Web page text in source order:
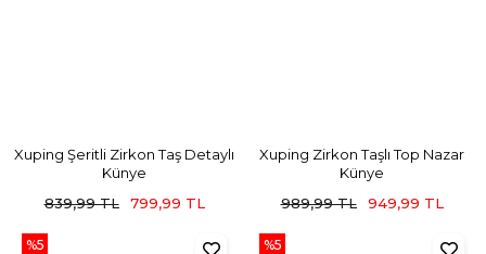
Xuping Şeritli Zirkon Taş Detaylı
Künye
839,99 TL
799,99 TL
Xuping Zirkon Taşlı Top Nazar
Künye
989,99 TL
949,99 TL
%5 %5